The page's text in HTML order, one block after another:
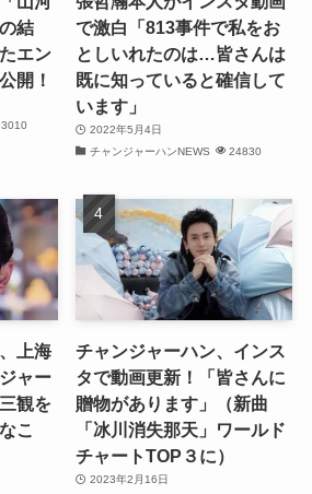
(31)
(29)
(30)
(32)
結
エン
開！
で激白「813事件で私をお
としいれたのは…皆さんは
既に知っていると確信して
います」
2022年5月4日
チャンジャーハンNEWS
24830
上海
ャー
観を
こ
チャンジャーハン、インス
タで動画更新！「皆さんに
贈物があります」（新曲
「冰川消失那天」ワールド
チャートTOP３に）
2023年2月16日